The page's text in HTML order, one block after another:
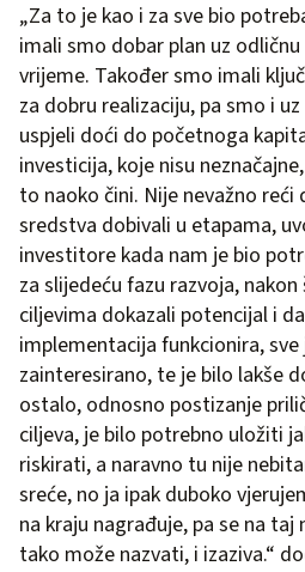
„Za to je kao i za sve bio
imali smo dobar plan uz
vrijeme. Također smo imali
za dobru realizaciju, pa smo i
uspjeli doći do početnoga
investicija, koje nisu
to naoko čini. Nije nevažno reći
sredstva dobivali u etapama,
investitore kada nam je bio
za slijedeću fazu razvoja,
ciljevima dokazali potencijal i
implementacija funkcionira,
zainteresirano, te je bilo lakše
ostalo, odnosno postizanje
ciljeva, je bilo potrebno uložiti
riskirati, a naravno tu nije
sreće, no ja ipak duboko
na kraju nagrađuje, pa se na taj
tako može nazvati, i izaziva.“